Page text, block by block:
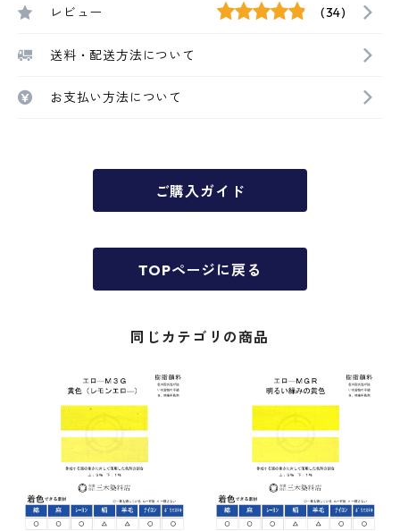
レビュー (34)
送料・配送方法について
お支払い方法について
ご購入ガイド
TOPページに戻る
同じカテゴリの商品